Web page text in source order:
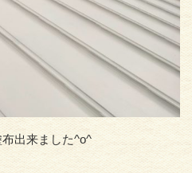
出来ました^o^